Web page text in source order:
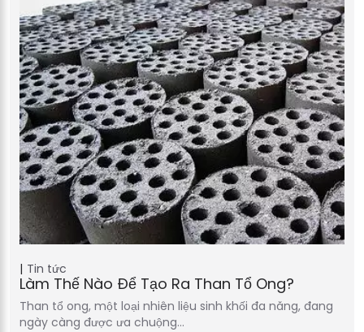
Tin tức
Làm Thế Nào Để Tạo Ra Than Tổ Ong?
Than tổ ong, một loại nhiên liệu sinh khối đa năng, đang
ngày càng được ưa chuộng…